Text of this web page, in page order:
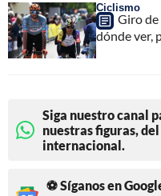
Ciclismo
Giro
dónde ver,
Siga nuestro canal
nuestras figuras,
internacional.
⚽ Síganos en